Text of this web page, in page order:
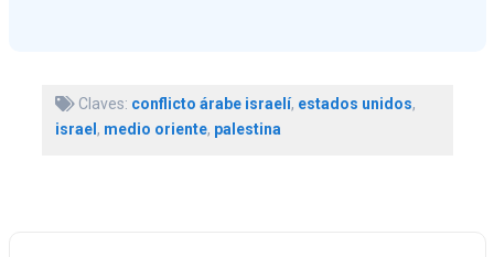
Claves: conflicto árabe israelí, estados unidos,
israel , medio oriente, palestina